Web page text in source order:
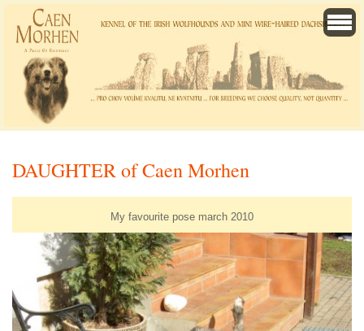
DAUGHTER of Caen Morhen
My favourite pose march 2010